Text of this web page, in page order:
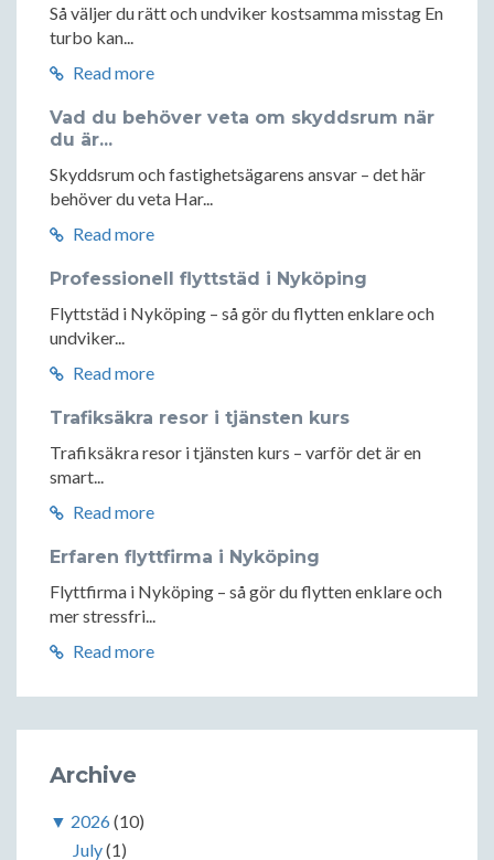
Så väljer du rätt och undviker kostsamma misstag En
turbo kan...
Read more
Vad du behöver veta om skyddsrum när
du är...
Skyddsrum och fastighetsägarens ansvar – det här
behöver du veta Har...
Read more
Professionell flyttstäd i Nyköping
Flyttstäd i Nyköping – så gör du flytten enklare och
undviker...
Read more
Trafiksäkra resor i tjänsten kurs
Trafiksäkra resor i tjänsten kurs – varför det är en
smart...
Read more
Erfaren flyttfirma i Nyköping
Flyttfirma i Nyköping – så gör du flytten enklare och
mer stressfri...
Read more
Archive
▼ 2026(10)
July(1)